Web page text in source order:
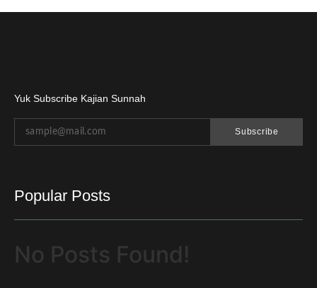
Yuk Subscribe Kajian Sunnah
Subscribe
Popular Posts
No Posts Found!